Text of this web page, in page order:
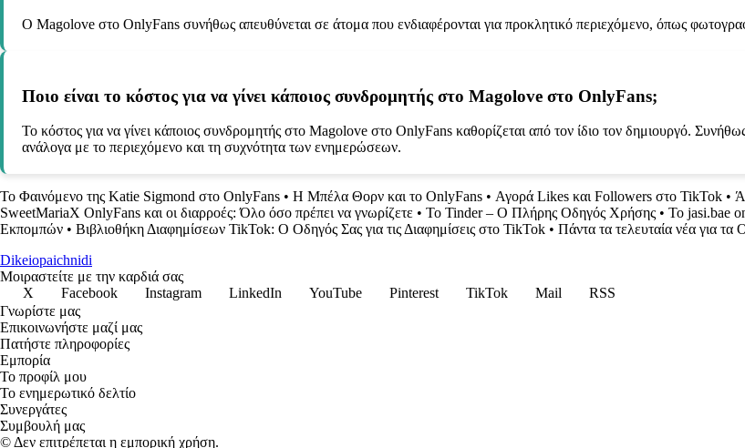
Ο Magolove στο OnlyFans συνήθως απευθύνεται σε άτομα που ενδιαφέρονται για προκλητικό περιεχόμενο, όπως
Ποιο είναι το κόστος για να γίνει κάποιος συνδρομητής στο Magolove στο OnlyFans;
Το κόστος για να γίνει κάποιος συνδρομητής στο Magolove στο OnlyFans καθορίζεται από τον ίδιο τον δημιουργό.
ανάλογα με το περιεχόμενο και τη συχνότητα των ενημερώσεων.
Το Φαινόμενο της Katie Sigmond στο OnlyFans • Η Μπέλα Θορν και το OnlyFans • Αγορά Likes και Followers στο TikTok •
SweetMariaX OnlyFans και οι διαρροές: Όλο όσο πρέπει να γνωρίζετε • Το Tinder – Ο Πλήρης Οδηγός Χρήσης • Το jasi.bae
Εκπομπών • Βιβλιοθήκη Διαφημίσεων TikTok: Ο Οδηγός Σας για τις Διαφημίσεις στο TikTok • Πάντα τα τελευταία νέα για τα
Dikeiopaichnidi
Μοιραστείτε με την καρδιά σας
X
Facebook Instagram LinkedIn YouTube Pinterest TikTok Mail
RSS
Γνωρίστε μας
Επικοινωνήστε μαζί μας
Πατήστε πληροφορίες
Εμπορία
Το προφίλ μου
Το ενημερωτικό δελτίο
Συνεργάτες
Συμβουλή μας
© Δεν επιτρέπεται η εμπορική χρήση.